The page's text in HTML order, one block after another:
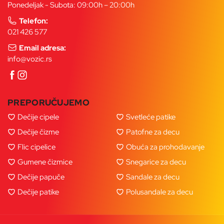
Ponedeljak - Subota: 09:00h – 20:00h
Telefon:
021 426 577
Email adresa:
info@vozic.rs
PREPORUČUJEMO
Dečije cipele
Dečije čizme
Flic cipelice
Gumene čizmice
Dečije papuče
Dečije patike
Svetleće patike
Patofne za decu
Obuća za prohodavanje
Snegarice za decu
Sandale za decu
Polusandale za decu